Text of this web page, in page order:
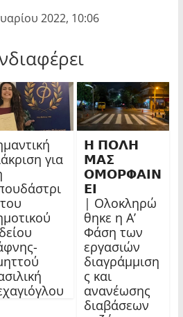
2022, 10:06
για
𝝜 𝝥𝝤𝝠𝝜
𝝡𝝖𝝨
𝝤𝝡𝝤𝝦𝝫𝝖𝝞𝝢
𝝚𝝞
| Ολοκληρώ
θηκε η Α’
Φάση των
εργασιών
διαγράμμιση
ς και
ανανέωσης
διαβάσεων